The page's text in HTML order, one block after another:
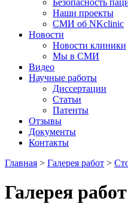
Безопасность
Наши проекты
СМИ об NKclinic
Новости
Новости клиники
Мы в СМИ
Видео
Научные работы
Диссертации
Статьи
Патенты
Отзывы
Документы
Контакты
Главная > Галерея работ >
Галерея работ